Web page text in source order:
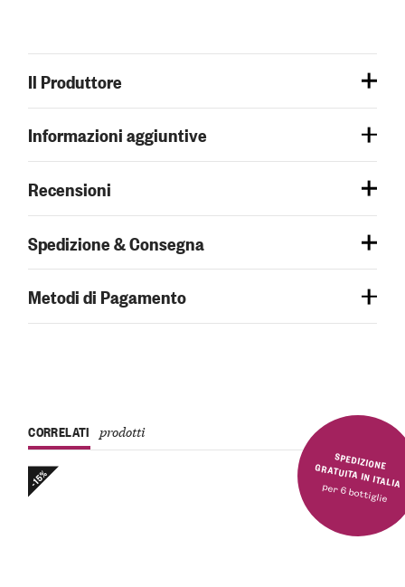
Il Produttore
Informazioni aggiuntive
Recensioni
Spedizione & Consegna
Metodi di Pagamento
SPEDIZIONE GRATUITA IN ITALIA
per 6 bottiglie
CORRELATI prodotti
-15%